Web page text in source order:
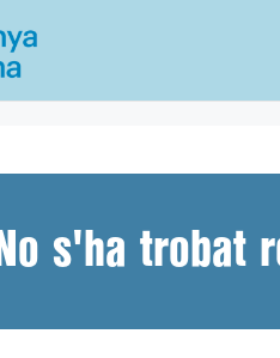
No s'ha trobat